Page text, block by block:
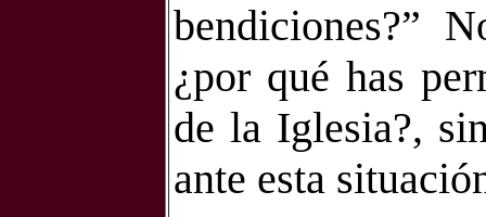
bendiciones?”
¿por qué has
de la Iglesia?,
ante esta